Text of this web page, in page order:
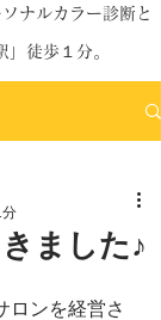
ナルカラー診断と
徒歩１分。
ました♪
ロンを経営さ